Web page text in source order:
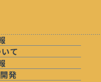
て
発